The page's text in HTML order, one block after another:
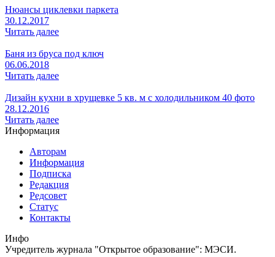
Нюансы циклевки паркета
30.12.2017
Читать далее
Баня из бруса под ключ
06.06.2018
Читать далее
Дизайн кухни в хрущевке 5 кв. м с холодильником 40 фото
28.12.2016
Читать далее
Информация
Авторам
Информация
Подписка
Редакция
Редсовет
Статус
Контакты
Инфо
Учредитель журнала "Открытое образование": МЭСИ.